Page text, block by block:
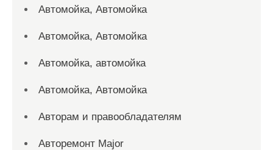
Автомойка, Автомойка
Автомойка, Автомойка
Автомойка, автомойка
Автомойка, Автомойка
Авторам и правообладателям
Авторемонт Major